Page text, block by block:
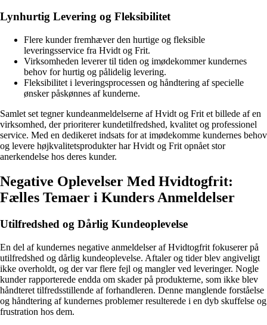
Lynhurtig Levering og Fleksibilitet
Flere kunder fremhæver den hurtige og fleksible
leveringsservice fra Hvidt og Frit.
Virksomheden leverer til tiden og imødekommer kundernes
behov for hurtig og pålidelig levering.
Fleksibilitet i leveringsprocessen og håndtering af specielle
ønsker påskønnes af kunderne.
Samlet set tegner kundeanmeldelserne af Hvidt og Frit et billede af en
virksomhed, der prioriterer kundetilfredshed, kvalitet og professionel
service. Med en dedikeret indsats for at imødekomme kundernes behov
og levere højkvalitetsprodukter har Hvidt og Frit opnået stor
anerkendelse hos deres kunder.
Negative Oplevelser Med Hvidtogfrit:
Fælles Temaer i Kunders Anmeldelser
Utilfredshed og Dårlig Kundeoplevelse
En del af kundernes negative anmeldelser af Hvidtogfrit fokuserer på
utilfredshed og dårlig kundeoplevelse. Aftaler og tider blev angiveligt
ikke overholdt, og der var flere fejl og mangler ved leveringer. Nogle
kunder rapporterede endda om skader på produkterne, som ikke blev
håndteret tilfredsstillende af forhandleren. Denne manglende forståelse
og håndtering af kundernes problemer resulterede i en dyb skuffelse og
frustration hos dem.